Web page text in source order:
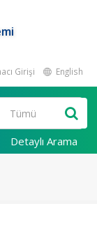
Girişi English
Detaylı Arama